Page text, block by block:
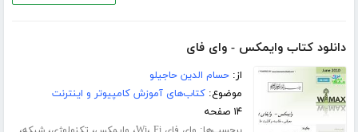
دانلود کتاب وایمکس - وای فای
از:حسام الدین حاجیلو
موضوع:کتاب‌های آموزش کامپیوتر و اینترنت
۱۴ صفحه